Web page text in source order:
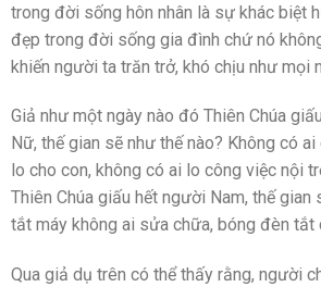
trong đời sống hôn nhân là sự khác biệt
đẹp trong đời sống gia đình chứ nó
khiến người ta trăn trở, khó chịu như mọi
Giả như một ngày nào đó Thiên Chúa
Nữ, thế gian sẽ như thế nào? Không có
lo cho con, không có ai lo công việc nội
Thiên Chúa giấu hết người Nam, thế gian
tắt máy không ai sửa chữa, bóng đèn tắt
Qua giả dụ trên có thể thấy rằng, người